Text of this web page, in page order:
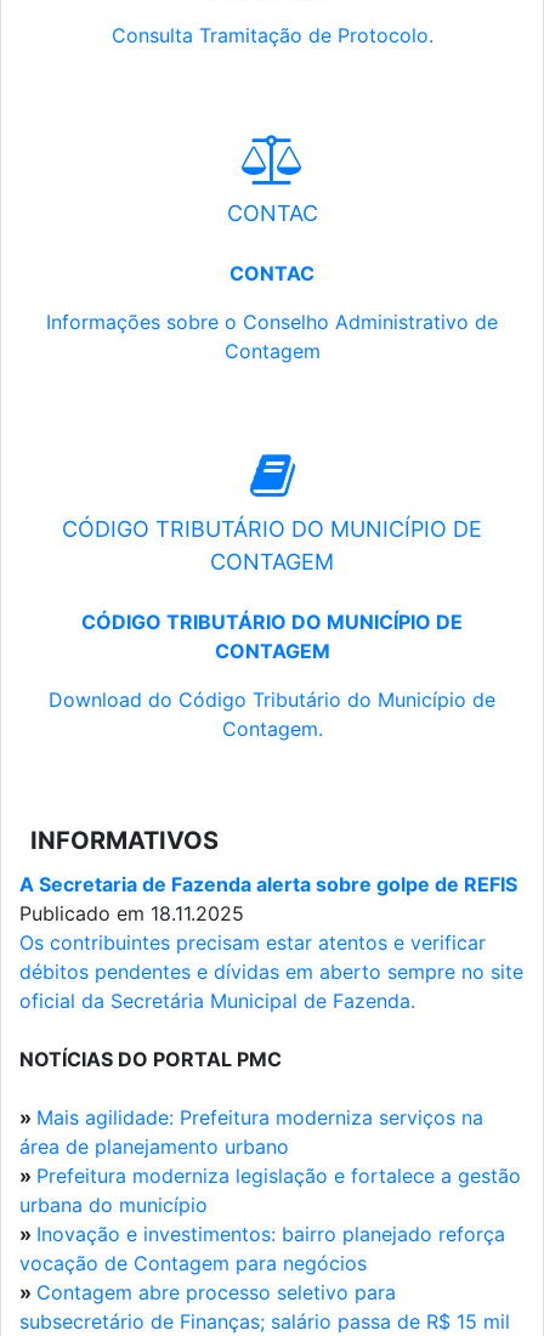
Consulta Tramitação de Protocolo.
CONTAC
CONTAC
Informações sobre o Conselho Administrativo de
Contagem
CÓDIGO TRIBUTÁRIO DO MUNICÍPIO DE
CONTAGEM
CÓDIGO TRIBUTÁRIO DO MUNICÍPIO DE
CONTAGEM
Download do Código Tributário do Município de
Contagem.
INFORMATIVOS
A Secretaria de Fazenda alerta sobre golpe de REFIS
Publicado em 18.11.2025
Os contribuintes precisam estar atentos e verificar
débitos pendentes e dívidas em aberto sempre no site
oficial da Secretária Municipal de Fazenda.
NOTÍCIAS DO PORTAL PMC
» Mais agilidade: Prefeitura moderniza serviços na
área de planejamento urbano
» Prefeitura moderniza legislação e fortalece a gestão
urbana do município
» Inovação e investimentos: bairro planejado reforça
vocação de Contagem para negócios
» Contagem abre processo seletivo para
subsecretário de Finanças; salário passa de R$ 15 mil